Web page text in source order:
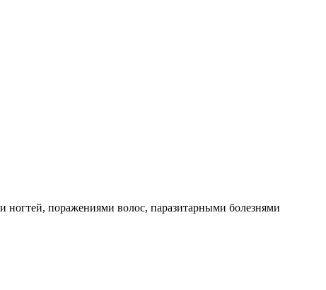
ногтей, поражениями волос, паразитарными болезнями